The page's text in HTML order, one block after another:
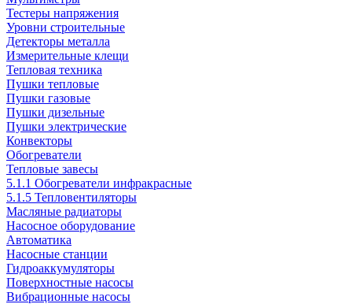
Тестеры напряжения
Уровни строительные
Детекторы металла
Измерительные клещи
Тепловая техника
Пушки тепловые
Пушки газовые
Пушки дизельные
Пушки электрические
Конвекторы
Обогреватели
Тепловые завесы
5.1.1 Обогреватели инфракрасные
5.1.5 Тепловентиляторы
Масляные радиаторы
Насосное оборудование
Автоматика
Насосные станции
Гидроаккумуляторы
Поверхностные насосы
Вибрационные насосы